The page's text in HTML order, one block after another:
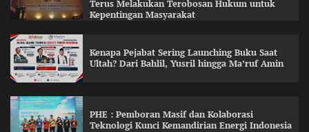
Terus Melakukan Terobosan Hukum untuk
Kepentingan Masyarakat
Kenapa Pejabat Sering Launching Buku Saat
Ultah? Dari Bahlil, Yusril hingga Ma’ruf Amin
PHE : Pemboran Masif dan Kolaborasi
Teknologi Kunci Kemandirian Energi Indonesia